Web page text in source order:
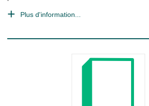
Plus d'information...